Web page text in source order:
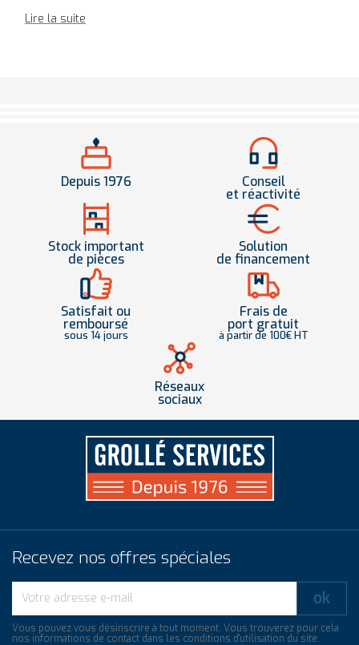
Lire la suite
Depuis 1976 Conseil
et réactivité
Stock important
de pièces
Solution
de financement
Satisfait ou
remboursé
sous 14 jours
Frais de
port gratuit
à partir de 100€ HT
Réseaux
sociaux
Recevez nos offres spéciales
Vous pouvez vous désinscrire à tout moment. Vous trouverez pour cela
nos informations de contact dans les conditions d'utilisation du site.